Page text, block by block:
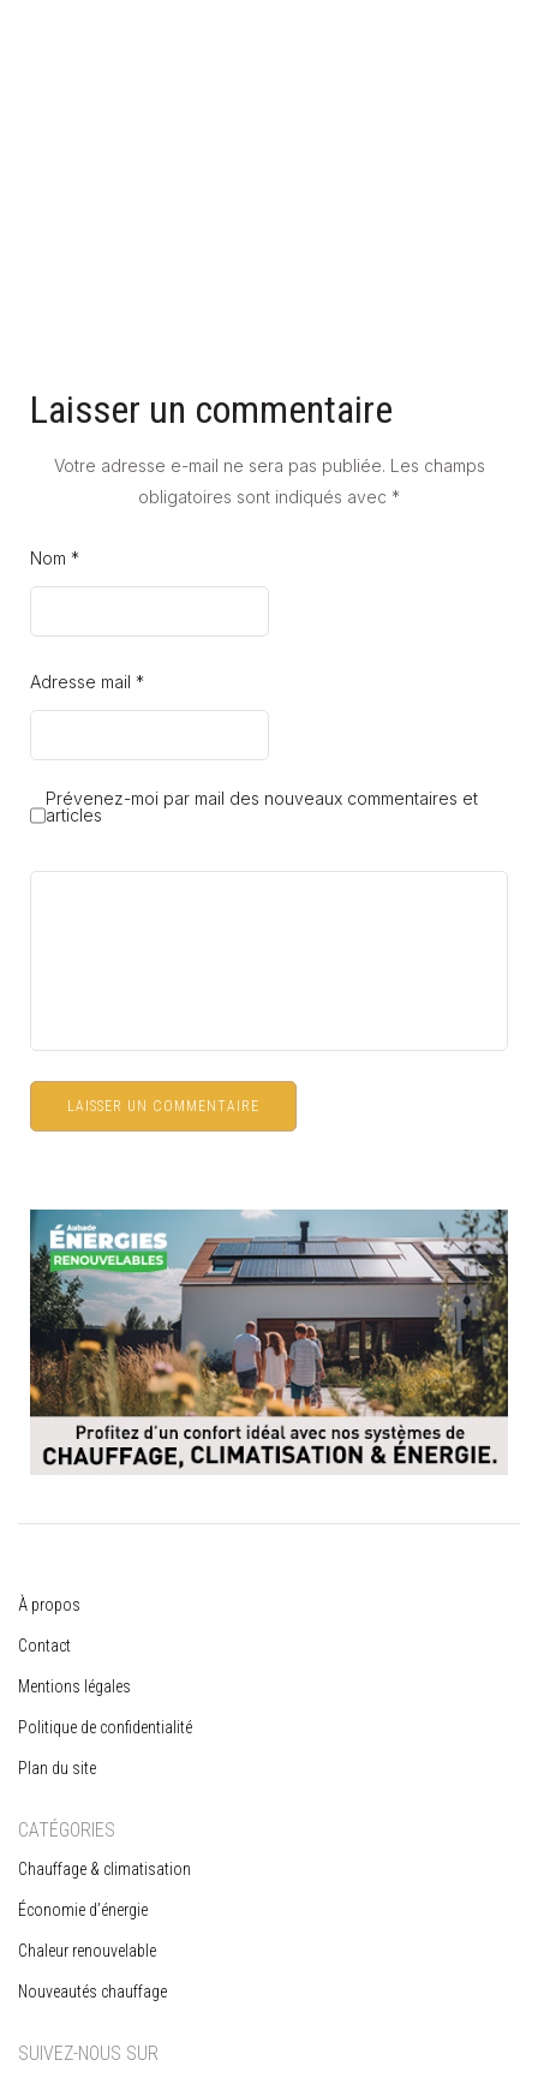
Laisser un commentaire
Votre adresse e-mail ne sera pas publiée. Les champs
obligatoires sont indiqués avec *
Nom *
Adresse mail *
Prévenez-moi par mail des nouveaux commentaires et
articles
À propos
Contact
Mentions légales
Politique de confidentialité
Plan du site
CATÉGORIES
Chauffage & climatisation
Économie d’énergie
Chaleur renouvelable
Nouveautés chauffage
SUIVEZ-NOUS SUR